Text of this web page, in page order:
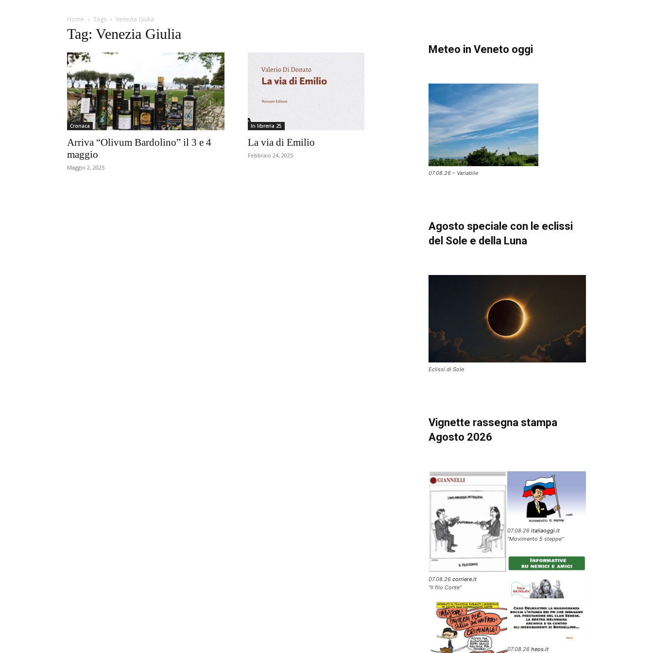
Home Tags Venezia Giulia
Tag: Venezia Giulia
Cronaca
Arriva “Olivum Bardolino” il 3 e 4
maggio
Maggio 2, 2025
In libreria 25
La via di Emilio
Febbraio 24, 2025
Meteo in Veneto oggi
07.08.26 – Variabile
Agosto speciale con le eclissi
del Sole e della Luna
Eclissi di Sole
Vignette rassegna stampa
Agosto 2026
07.08.26 corriere.it
"Il filo Conte"
07.08.26 italiaoggi.it
"Movimento 5 steppe"
07.08.26 heos.it